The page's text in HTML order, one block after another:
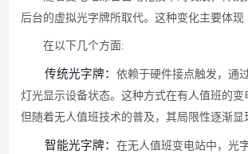
后台的虚拟光字牌所取代。这种变化主要体现
在以下几个方面:
传统光字牌：
依赖于硬件接点触发，通
灯光显示设备状态。这种方式在有人值班的变
但随着无人值班技术的普及，其局限性逐渐显
智能光字牌：
在无人值班变电站中，光